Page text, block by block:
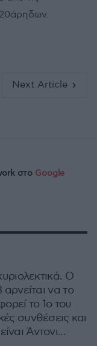
στο Google
Ο
να το
το 1ο του
συνθέσεις και
Άντονι...
Next Article